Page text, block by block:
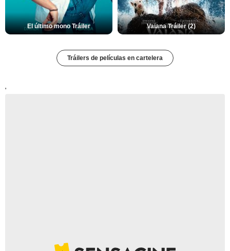
El último mono Tráiler Vaiana Tráiler (2)
Tráilers de películas en cartelera
'